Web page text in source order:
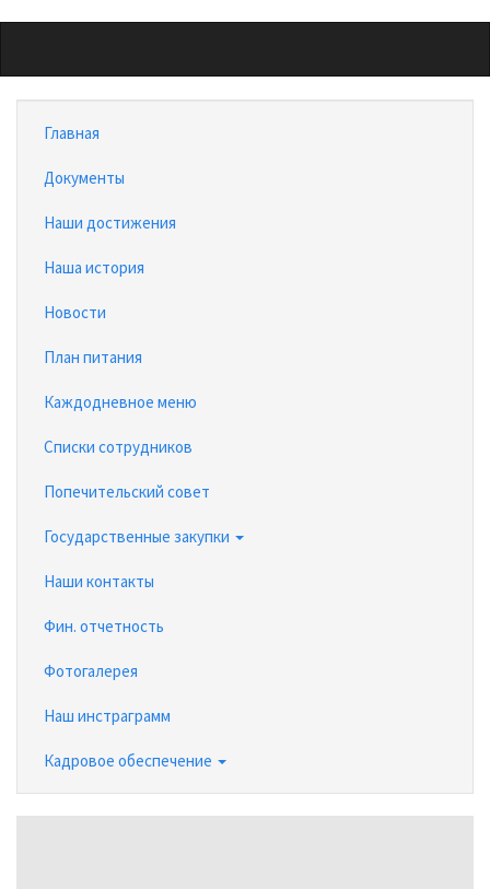
основному
содержанию
Главная
Документы
Наши достижения
Наша история
Новости
План питания
Каждодневное меню
Списки сотрудников
Попечительский совет
Государственные закупки
Наши контакты
Фин. отчетность
Фотогалерея
Наш инстраграмм
Кадровое обеспечение